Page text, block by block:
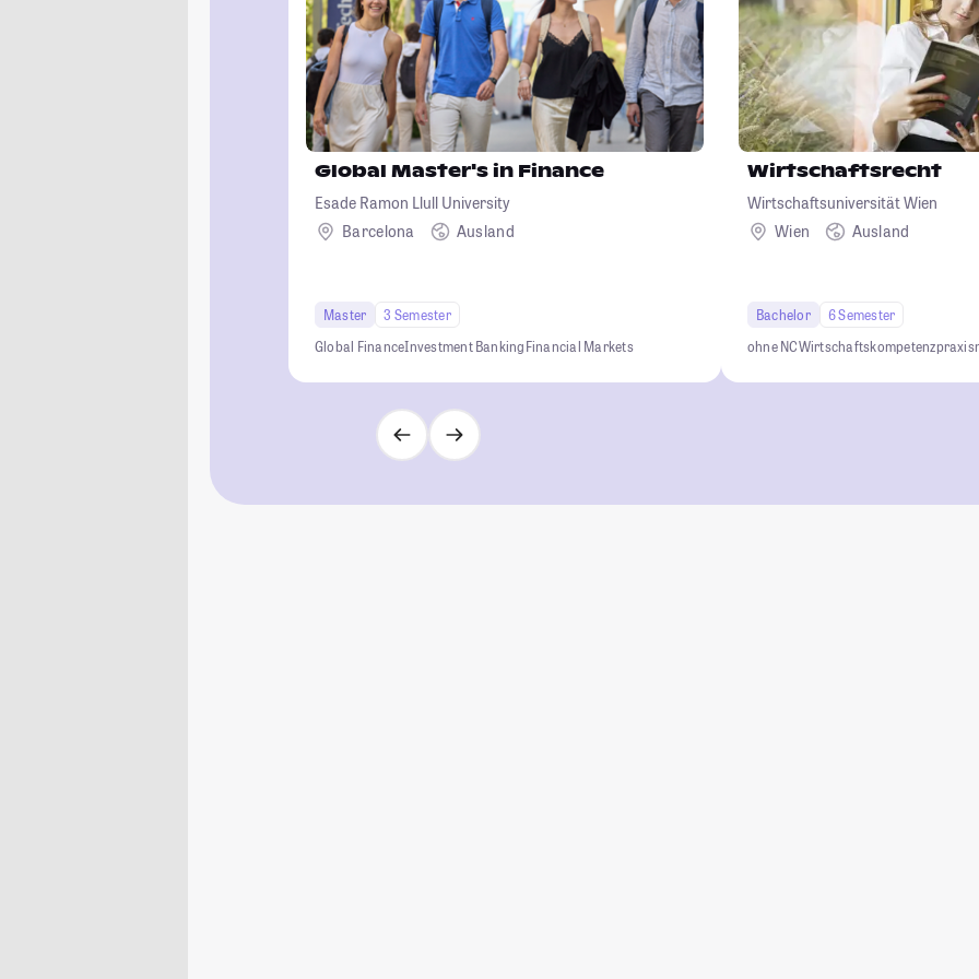
Global Master's in Finance
Esade Ramon Llull University
Barcelona
Ausland
Master
3 Semester
Global FinanceInvestment BankingFinancial Markets
Wirtschaftsrecht
Wirtschaftsuniversität Wien
Wien
Ausland
Bachelor
6 Semester
ohne NCWirtschaftskompetenz